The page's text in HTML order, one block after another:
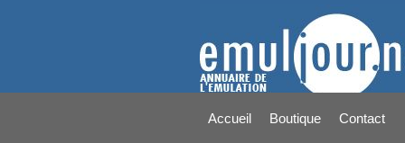
Accueil Boutique Contact